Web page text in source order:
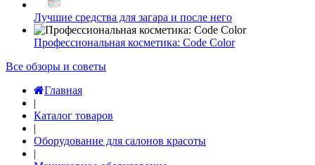
Лучшие средства для загара и после него
Профессиональная косметика: Code Color
Все обзоры и советы
Главная
|
Каталог товаров
|
Оборудование для салонов красоты
|